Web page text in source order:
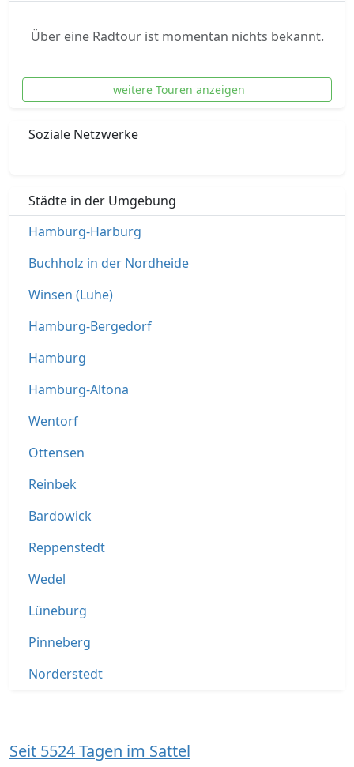
Über eine Radtour ist momentan nichts bekannt.
weitere Touren anzeigen
Soziale Netzwerke
Städte in der Umgebung
Hamburg-Harburg
Buchholz in der Nordheide
Winsen (Luhe)
Hamburg-Bergedorf
Hamburg
Hamburg-Altona
Wentorf
Ottensen
Reinbek
Bardowick
Reppenstedt
Wedel
Lüneburg
Pinneberg
Norderstedt
Seit 5524 Tagen im Sattel